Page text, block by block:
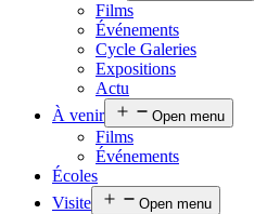
Films
Événements
Cycle Galeries
Expositions
Actu
À venir
Open menu
Films
Événements
Écoles
Visite
Open menu